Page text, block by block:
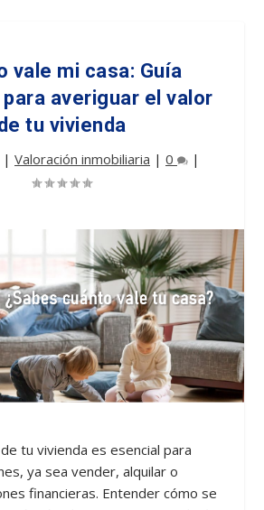
vale mi casa: Guía
averiguar el valor
tu vivienda
| Valoración inmobiliaria | 0 |
tu vivienda es esencial para
ya sea vender, alquilar o
financieras. Entender cómo se